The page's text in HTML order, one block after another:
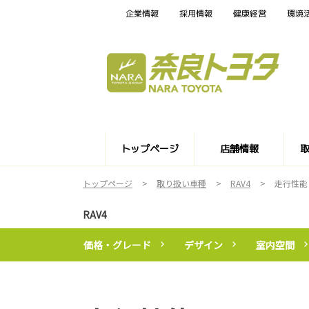
トップページ 店舗情報
企業情報 採用情報 健康経営 環境
トップページ 取り扱い車種 RAV4 走行性能
RAV4
価格・グレード デザイン 室内空間